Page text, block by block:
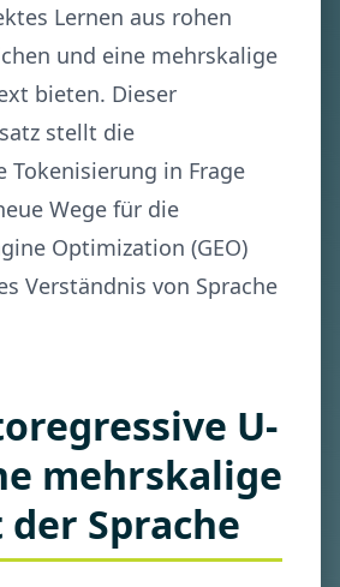
Lernen aus rohen
und eine mehrskalige
bieten. Dieser
stellt die
Tokenisierung in Frage
Wege für die
Optimization (GEO)
Verständnis von Sprache
U-
mehrskalige
Sprache